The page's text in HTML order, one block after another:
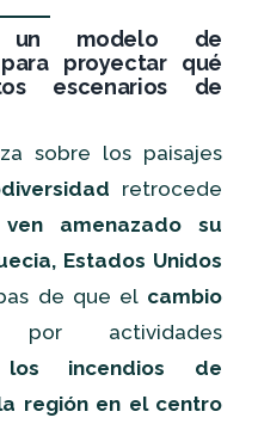
un modelo de
proyectar qué
escenarios de
sobre los paisajes
retrocede
amenazado su
Estados Unidos
de que el cambio
actividades
los incendios de
región en el centro